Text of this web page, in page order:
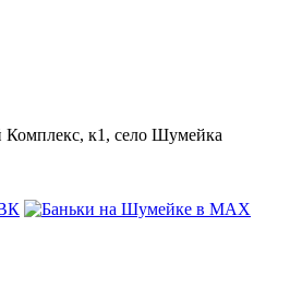
Комплекс, к1, село Шумейка